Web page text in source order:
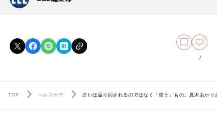
7
TOP ヘルスケア 占いは振り回されるのではなく「使う」もの。真木あか